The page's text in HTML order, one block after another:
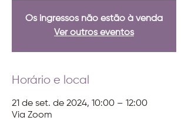
Os ingressos não estão à venda
Ver outros eventos
Horário e local
21 de set. de 2024, 10:00 – 12:00
Via Zoom